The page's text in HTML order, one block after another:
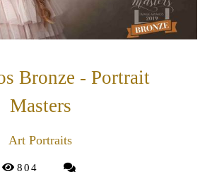
Bronze - Portrait
Masters
Art Portraits
804